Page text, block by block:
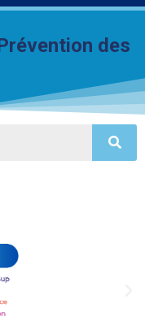
des